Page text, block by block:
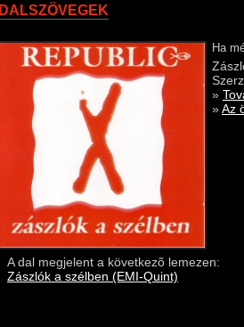
DALSZÖVEGEK
Ha
»
»Az
A dal megjelent a következõ lemezen:
Zászlók a szélben (EMI-Quint)